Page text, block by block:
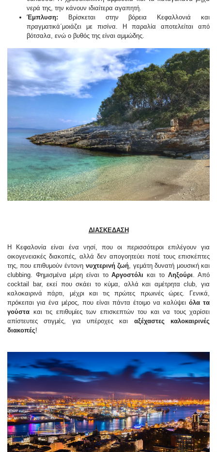
νερά της, την κάνουν ιδιαίτερα αγαπητή.
Έμπλυση: Βρίσκεται στην βόρεια Κεφαλλονιά και
πραγματικά΄μοιάζει με πισίνα. Η παραλία αποτελείται από
βότσαλα, ενώ ο βυθός της είναι αμμώδης.
ΔΙΑΣΚΕΔΑΣΗ
Η Κεφαλονία είναι ένα νησί, που οι περισσότεροι επιλέγουν για
οικογενειακές διακοπές, αλλά δεν απογοητεύει ποτέ τους επισκέπτες
της, που επιθυμούν έντονη νυχτερινή ζωή , γεμάτη δυνατή μουσική και
clubbing. Φημισμένα μέρη είναι τοΑργοστόλι και τοΛηξούρι . Από
cocktail bar, εκεί που σκάει το κύμα, αλλά και αμέτρητα club, για
καλοκαιρινά πάρτι, μέχρι και τις πρώτες πρωινές ώρες. Γενικά,
πρόκειται για ένα μέρος, που είναι πάντα έτοιμο να καλύψει όλα τα
γούστα και τις επιθυμίες των επισκεπτών του και να τους χαρίσει
απίστευτες στιγμές, για υπέροχες και αξέχαστες καλοκαιρινές
διακοπές!